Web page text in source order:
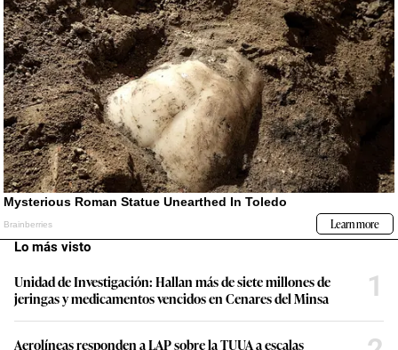
Lo más visto
Unidad de Investigación: Hallan más de siete millones de
jeringas y medicamentos vencidos en Cenares del Minsa
1
Aerolíneas responden a LAP sobre la TUUA a escalas